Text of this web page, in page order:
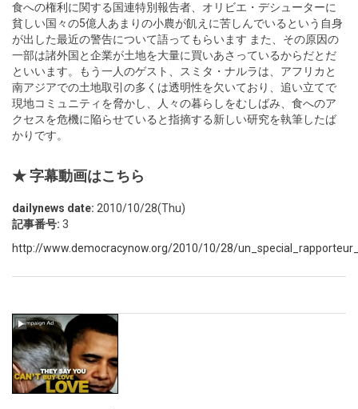
食への権利に関する国連特別報告者、オリビエ・デシューターに
貧しい国々の5億人あまりの小農が飢えに苦しんでいるという自身
が出した最近の警告について語ってもらいます また、その原因の
一部は諸外国と企業が土地を大量に買いあさっているからだとだ
といいます。もう一人のゲスト、スミタ・ナルラは、アフリカと
南アジアでの土地取引の多くは透明性を欠いており、追い立てで
現地コミュニティを脅かし、人々の暮らしをむしばみ、食へのア
クセスを危機に陥らせていると指摘する新しい研究を執筆したば
かりです。
★ 字幕動画はこちら
dailynews date: 2010/10/28(Thu)
記事番号: 3
http://www.democracynow.org/2010/10/28/